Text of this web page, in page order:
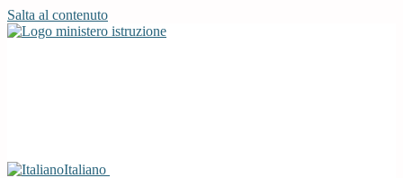
Salta al contenuto
Italiano